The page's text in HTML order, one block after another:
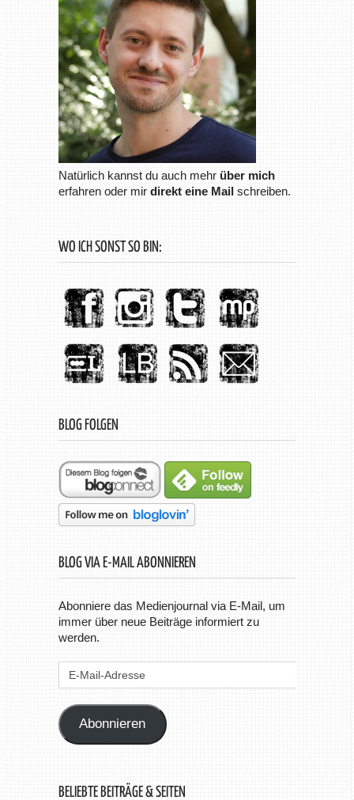
Natürlich kannst du auch mehr über mich
erfahren oder mir direkt eine Mailschreiben.
WO ICH SONST SO BIN:
BLOG FOLGEN
BLOG VIA E-MAIL ABONNIEREN
Abonniere das Medienjournal via E-Mail, um
immer über neue Beiträge informiert zu
werden.
Abonnieren
BELIEBTE BEITRÄGE & SEITEN